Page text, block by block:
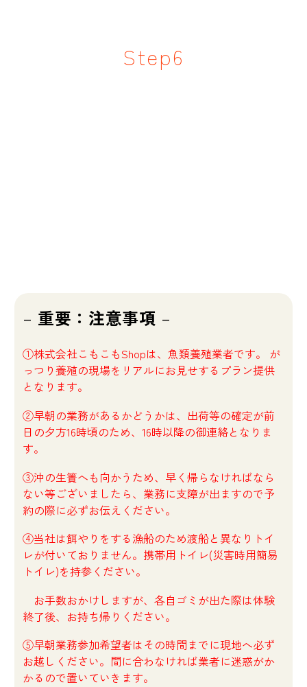
Step6
– 重要：注意事項 –
①株式会社こもこもShopは、魚類養殖業者です。 が
っつり養殖の現場をリアルにお見せするプラン提供
となります。
②早朝の業務があるかどうかは、出荷等の確定が前
日の夕方16時頃のため、16時以降の御連絡となりま
す。
③沖の生簀へも向かうため、早く帰らなければなら
ない等ございましたら、業務に支障が出ますので予
約の際に必ずお伝えください。
④当社は餌やりをする漁船のため渡船と異なりトイ
レが付いておりません。携帯用トイレ(災害時用簡易
トイレ)を持参ください。
お手数おかけしますが、各自ゴミが出た際は体験
終了後、お持ち帰りください。
⑤早朝業務参加希望者はその時間までに現地へ必ず
お越しください。間に合わなければ業者に迷惑がか
かるので置いていきます。